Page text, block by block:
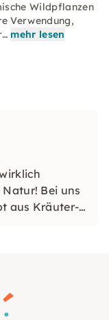
Wildpflanzen
Verwendung,
mehr lesen
Bei uns
aus Kräuter-